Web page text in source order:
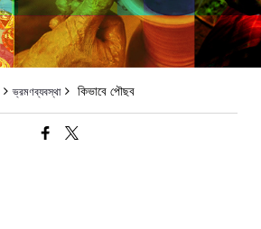
ভ্রমণব্যবস্থা কিভাবে পৌছব